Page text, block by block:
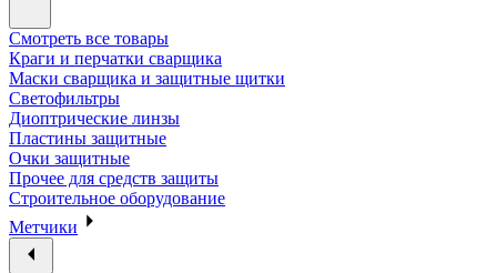
Смотреть все товары
Краги и перчатки сварщика
Маски сварщика и защитные щитки
Светофильтры
Диоптрические линзы
Пластины защитные
Очки защитные
Прочее для средств защиты
Строительное оборудование
Метчики